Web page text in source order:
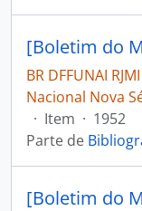
BR DFFUNAI
Nacional Nova
· Item · 1952
Parte de